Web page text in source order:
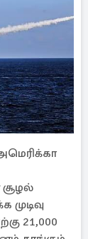
21,000